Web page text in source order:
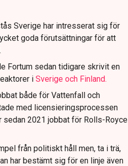
Sverige har intresserat sig för
goda förutsättningar för att
Fortum sedan tidigare skrivit en
i Sverige och Finland.
både för Vattenfall och
med licensieringsprocessen
sedan 2021 jobbat för Rolls-Royce
från politiskt håll men, ta i trä,
har bestämt sig för en linje även